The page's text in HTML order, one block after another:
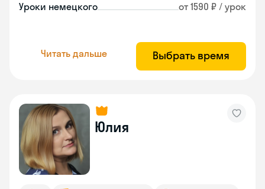
Уроки немецкого от 1590 ₽ / урок
Читать дальше Выбрать время
Юлия